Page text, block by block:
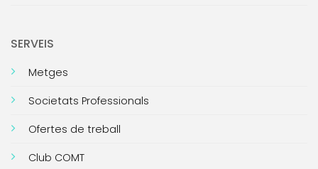
SERVEIS
Metges
Societats Professionals
Ofertes de treball
Club COMT